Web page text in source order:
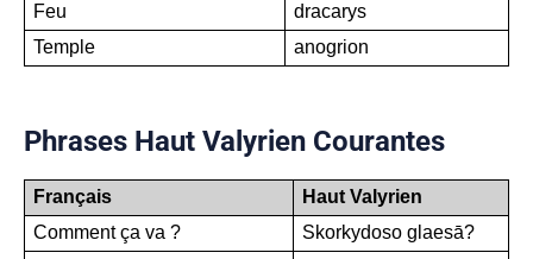
Feu
dracarys
Temple
anogrion
Phrases Haut Valyrien Courantes
Français
Haut Valyrien
Comment ça va ?
Skorkydoso glaesā?